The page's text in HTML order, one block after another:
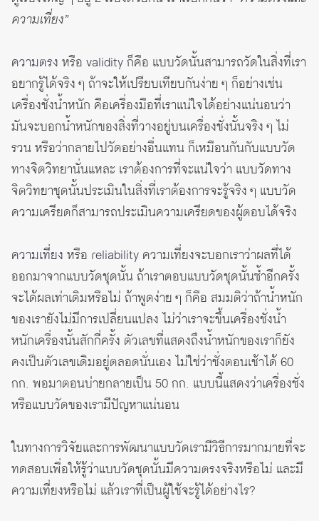
ความเที่ยง”
ความตรง หรือ validityก็คือ แบบวัดนั้นสามารถวัดในสิ่งที่เรา
อยากรู้ได้จริง ๆ ถ้าจะให้เปรียบเทียบกันง่าย ๆ ก็อย่างเช่น
เครื่องชั่งน้ำหนัก คือเครื่องมือที่เราแน่ใจได้อย่างแน่นอนว่า
มันจะบอกน้ำหนักของสิ่งที่วางอยู่บนเครื่องชั่งนั้นจริง ๆ ไม่
รวน หรือว่ากลายไปวัดอย่างอื่นแทน ก็เหมือนกันกับแบบวัด
ทางจิตวิทยานั่นแหละ เราต้องการที่จะแน่ใจว่า แบบวัดทาง
จิตวิทยาชุดนั้นประเมินในสิ่งที่เราต้องการจะรู้จริง ๆ แบบวัด
ความเครียดก็สามารถประเมินความเครียดของผู้ตอบได้จริง
ความเที่ยง หรือ reliability ความเที่ยงจะบอกเราว่าผลที่ได้
ออกมาจากแบบวัดชุดนั้น ถ้าเราตอบแบบวัดชุดนั้นซ้ำอีกครั้ง
จะได้ผลเท่าเดิมหรือไม่ ถ้าพูดง่าย ๆ ก็คือ สมมติว่าถ้าน้ำหนัก
ของเรายังไม่มีการเปลี่ยนแปลง ไม่ว่าเราจะขึ้นเครื่องชั่งน้ำ
หนักเครื่องนั้นสักกี่ครั้ง ตัวเลขที่แสดงถึงน้ำหนักของเราก็ยัง
คงเป็นตัวเลขเดิมอยู่ตลอดนั่นเอง ไม่ใช่ว่าชั่งตอนเช้าได้ 60
กก. พอมาตอนบ่ายกลายเป็น 50 กก. แบบนี้แสดงว่าเครื่องชั่ง
หรือแบบวัดของเรามีปัญหาแน่นอน
ในทางการวิจัยและการพัฒนาแบบวัดเรามีวิธีการมากมายที่จะ
ทดสอบเพื่อให้รู้ว่าแบบวัดชุดนั้นมีความตรงจริงหรือไม่ และมี
ความเที่ยงหรือไม่ แล้วเราที่เป็นผู้ใช้จะรู้ได้อย่างไร?